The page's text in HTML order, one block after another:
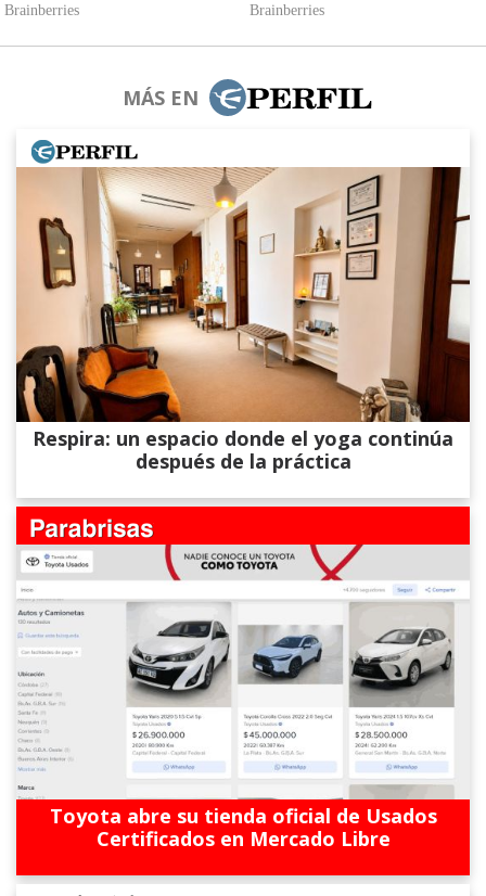
MÁS EN
Respira: un espacio donde el yoga continúa
después de la práctica
Toyota abre su tienda oficial de Usados
Certificados en Mercado Libre